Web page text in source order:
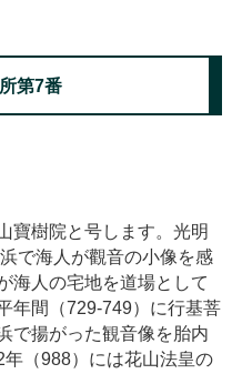
第7番
寶樹院と号します。光明
で海人が觀音の小像を感
海人の宅地を道場として
年間（729-749）に行基菩
で揚がった観音像を胎内
（988）には花山法皇の